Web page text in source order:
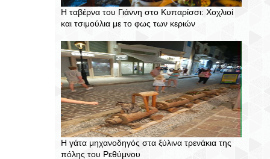
Η ταβέρνα του Γιάννη στο Κυπαρίσσι: Χοχλιοί
και τσιμούλια με το φως των κεριών
Η γάτα μηχανοδηγός στα ξύλινα τρενάκια της
πόλης του Ρεθύμνου